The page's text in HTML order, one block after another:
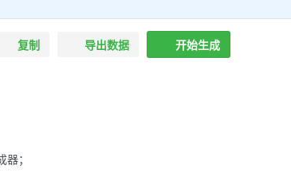
复制 导出数据 开始生成
；